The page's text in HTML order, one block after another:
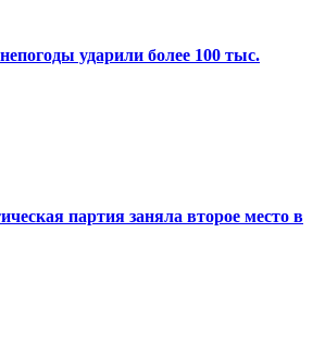
ударили более 100 тыс.
партия заняла второе место в